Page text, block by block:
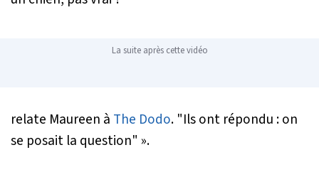
La suite après cette vidéo
relate Maureen à The Dodo. "Ils ont répondu : on
se posait la question" ».